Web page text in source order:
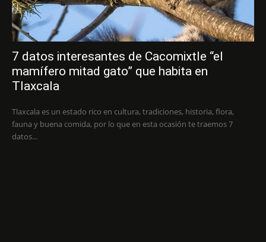
7 datos interesantes de Cacomixtle “el
mamífero mitad gato” que habita en
Tlaxcala
Tlaxcala es un estado rico en cultura, tradiciones, historia, flora,
fauna y buena comida, por lo que en esta ocasión te traemos 7
datos...